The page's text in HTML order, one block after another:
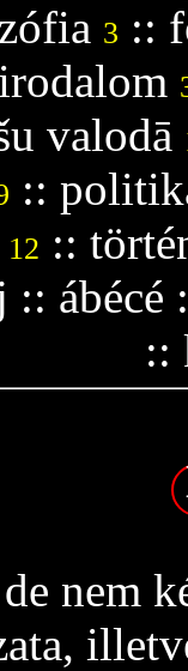
3 ::
irodalom
valodā
::
12 ::
:: ábécé
::
nem